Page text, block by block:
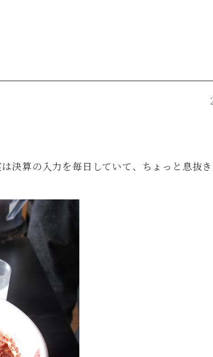
決算の入力を毎日していて、ちょっと息抜